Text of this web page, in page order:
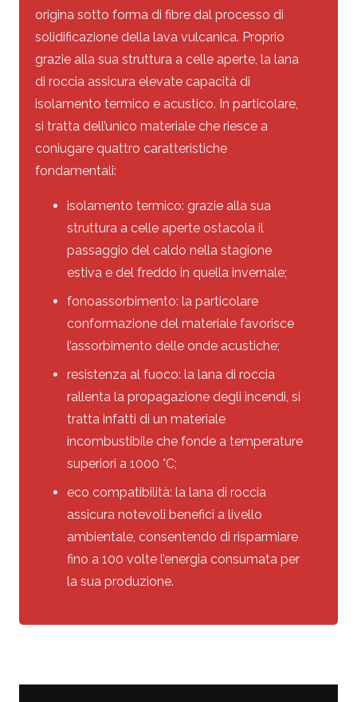
origina sotto forma di fibre dal processo di
solidificazione della lava vulcanica. Proprio
grazie alla sua struttura a celle aperte, la lana
di roccia assicura elevate capacità di
isolamento termico e acustico. In particolare,
si tratta dell’unico materiale che riesce a
coniugare quattro caratteristiche
fondamentali:
isolamento termico: grazie alla sua
struttura a celle aperte ostacola il
passaggio del caldo nella stagione
estiva e del freddo in quella invernale;
fonoassorbimento: la particolare
conformazione del materiale favorisce
l’assorbimento delle onde acustiche;
resistenza al fuoco: la lana di roccia
rallenta la propagazione degli incendi, si
tratta infatti di un materiale
incombustibile che fonde a temperature
superiori a 1000 °C;
eco compatibilità: la lana di roccia
assicura notevoli benefici a livello
ambientale, consentendo di risparmiare
fino a 100 volte l’energia consumata per
la sua produzione.